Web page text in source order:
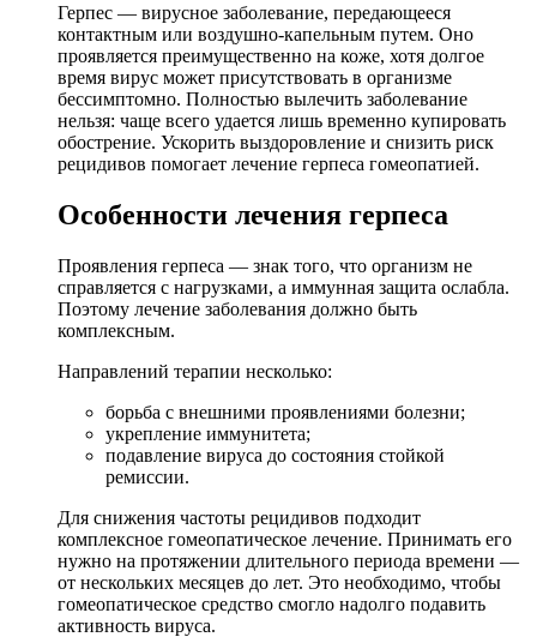
Герпес — вирусное заболевание, передающееся
контактным или воздушно-капельным путем. Оно
проявляется преимущественно на коже, хотя долгое
время вирус может присутствовать в организме
бессимптомно. Полностью вылечить заболевание
нельзя: чаще всего удается лишь временно купировать
обострение. Ускорить выздоровление и снизить риск
рецидивов помогает лечение герпеса гомеопатией.
Особенности лечения герпеса
Проявления герпеса — знак того, что организм не
справляется с нагрузками, а иммунная защита ослабла.
Поэтому лечение заболевания должно быть
комплексным.
Направлений терапии несколько:
борьба с внешними проявлениями болезни;
укрепление иммунитета;
подавление вируса до состояния стойкой
ремиссии.
Для снижения частоты рецидивов подходит
комплексное гомеопатическое лечение. Принимать его
нужно на протяжении длительного периода времени —
от нескольких месяцев до лет. Это необходимо, чтобы
гомеопатическое средство смогло надолго подавить
активность вируса.